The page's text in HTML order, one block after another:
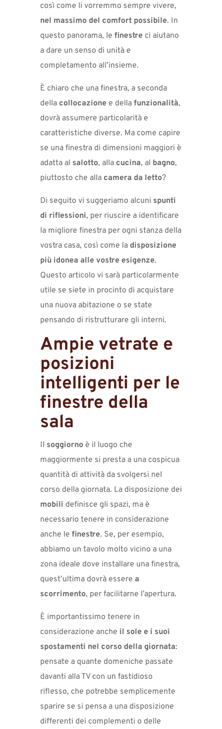
così come li vorremmo sempre vivere,
nel massimo del comfort possibile. In
questo panorama, le finestreci aiutano
a dare un senso di unità e
completamento all’insieme.
È chiaro che una finestra, a seconda
della collocazionee della funzionalità,
dovrà assumere particolarità e
caratteristiche diverse. Ma come capire
se una finestra di dimensioni maggiori è
adatta al salotto, alla cucina, al bagno,
piuttosto che alla camera da letto?
Di seguito vi suggeriamo alcuni spunti
di riflessioni, per riuscire a identificare
la migliore finestra per ogni stanza della
vostra casa, così come la disposizione
più idonea alle vostre esigenze.
Questo articolo vi sarà particolarmente
utile se siete in procinto di acquistare
una nuova abitazione o se state
pensando di ristrutturare gli interni.
Ampie vetrate e
posizioni
intelligenti per le
finestre della
sala
Il soggiornoè il luogo che
maggiormente si presta a una cospicua
quantità di attività da svolgersi nel
corso della giornata. La disposizione dei
mobili definisce gli spazi, ma è
necessario tenere in considerazione
anche le finestre. Se, per esempio,
abbiamo un tavolo molto vicino a una
zona ideale dove installare una finestra,
quest’ultima dovrà essere a
scorrimento, per facilitarne l’apertura.
È importantissimo tenere in
considerazione anche il sole e i suoi
spostamenti nel corso della giornata:
pensate a quante domeniche passate
davanti alla TV con un fastidioso
riflesso, che potrebbe semplicemente
sparire se si pensa a una disposizione
differenti dei complementi o delle